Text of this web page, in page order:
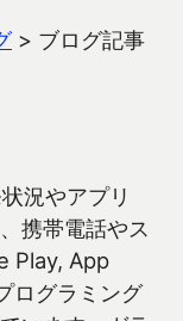
> ブログ記事
況やアプリ
携帯電話やス
Play, App
ログラミング